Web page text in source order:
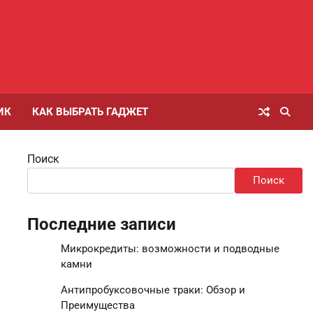
КАК ВЫБРАТЬ ГАДЖЕТ
Поиск
Поиск
Последние записи
Микрокредиты: возможности и подводные
камни
Антипробуксовочные траки: Обзор и
Преимущества